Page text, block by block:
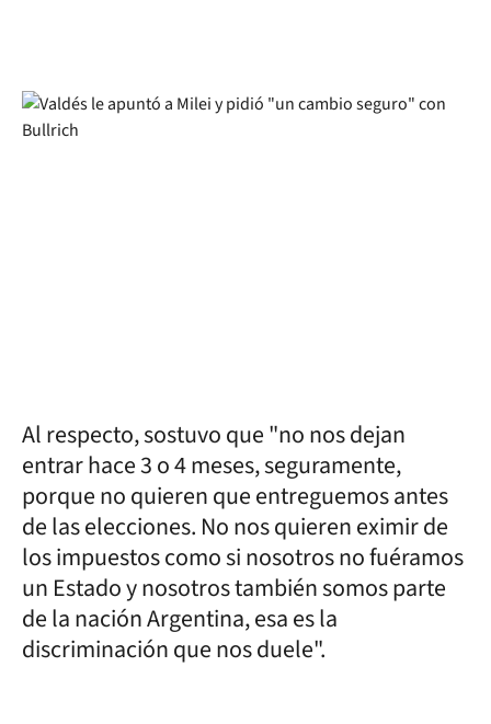
Al respecto, sostuvo que "no nos dejan
entrar hace 3 o 4 meses, seguramente,
porque no quieren que entreguemos antes
de las elecciones. No nos quieren eximir de
los impuestos como si nosotros no fuéramos
un Estado y nosotros también somos parte
de la nación Argentina, esa es la
discriminación que nos duele".